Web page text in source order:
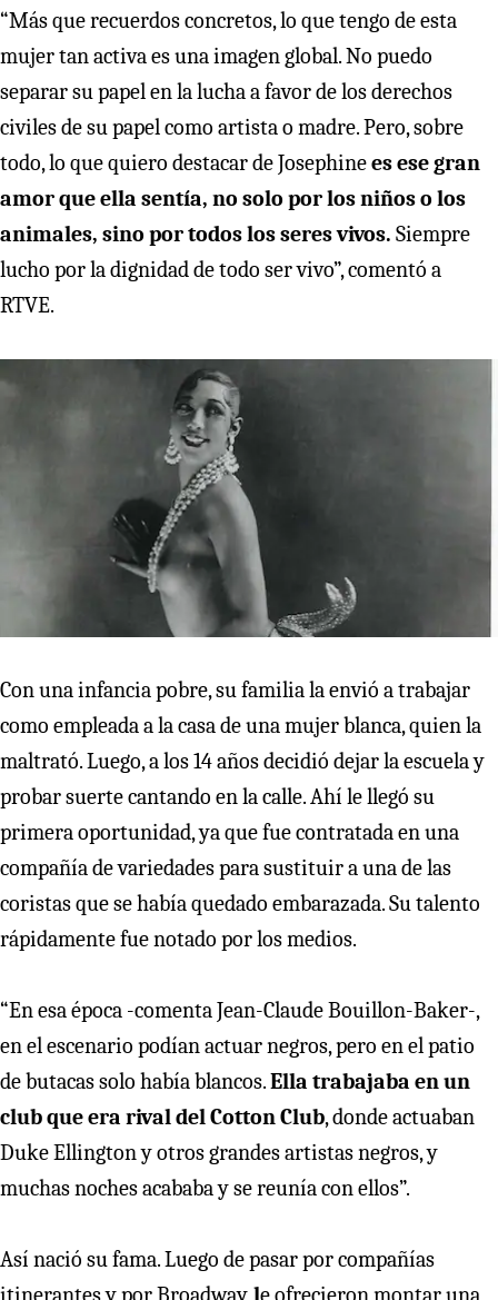
“Más que recuerdos concretos, lo que tengo de esta
mujer tan activa es una imagen global. No puedo
separar su papel en la lucha a favor de los derechos
civiles de su papel como artista o madre. Pero, sobre
todo, lo que quiero destacar de Josephinees ese gran
amor que ella sentía, no solo por los niños o los
animales, sino por todos los seres vivos. Siempre
lucho por la dignidad de todo ser vivo”, comentó a
RTVE.
Con una infancia pobre, su familia la envió a trabajar
como empleada a la casa de una mujer blanca, quien la
maltrató. Luego, a los 14 años decidió dejar la escuela y
probar suerte cantando en la calle. Ahí le llegó su
primera oportunidad, ya que fue contratada en una
compañía de variedades para sustituir a una de las
coristas que se había quedado embarazada. Su talento
rápidamente fue notado por los medios.
“En esa época -comenta Jean-Claude Bouillon-Baker-,
en el escenario podían actuar negros, pero en el patio
de butacas solo había blancos.Ella trabajaba en un
club que era rival del Cotton Club, donde actuaban
Duke Ellington y otros grandes artistas negros, y
muchas noches acababa y se reunía con ellos”.
Así nació su fama. Luego de pasar por compañías